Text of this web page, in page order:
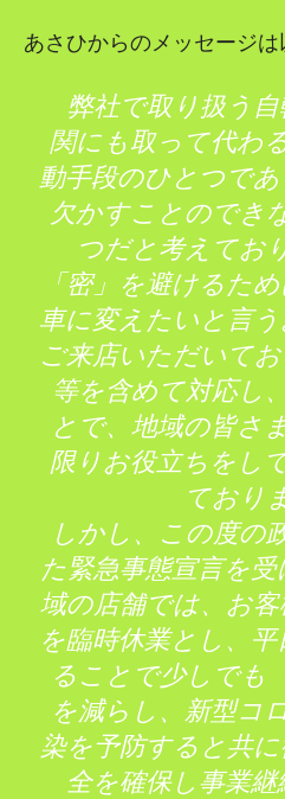
あさひからのメッセージは
弊社で取り扱う自
関にも取って代わ
動手段のひとつで
欠かすことのでき
つだと考えてお
「密」を避けるた
車に変えたいと言
ご来店いただいて
等を含めて対応し
とで、地域の皆さ
限りお役立ちをし
ており
しかし、この度の
た緊急事態宣言を
域の店舗では、お
を臨時休業とし、
ることで少しでも
を減らし、新型コ
染を予防すると共
全を確保し事業継